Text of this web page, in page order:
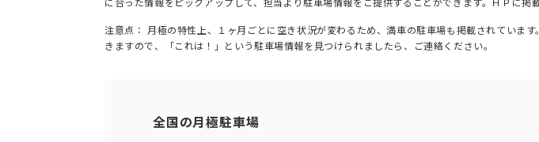
注意点： 月極の特性上、１ヶ月ごとに空き状況が変わるため、満車の駐車場も掲載されていま
きますので、「これは！」という駐車場情報を見つけられましたら、ご連絡ください。
全国の月極駐車場